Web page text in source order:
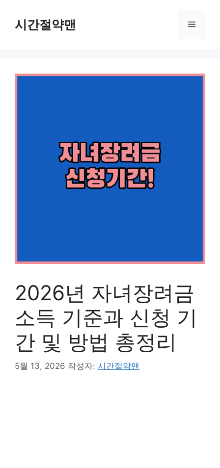
시간절약맨 메
2026년 자녀장려금
소득 기준과 신청 기
간 및 방법 총정리
5월 13, 2026 작성자: 시간절약맨